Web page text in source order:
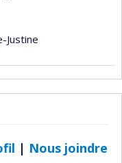
Justine
| Nous joindre